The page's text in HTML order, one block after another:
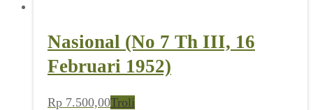
Nasional (No 7 Th III, 16
Februari 1952)
Rp 7.500,00Troli